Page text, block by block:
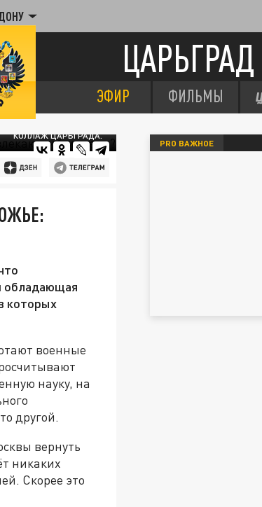
ЦАРЬГРАД
ЭФИР ФИЛЬМЫ
КОЛЛАЖ ЦАРЬГРАДА.
обладающая
которых
военные
науку, на
другой.
вернуть
никаких
Скорее это
PRO ВАЖНОЕ